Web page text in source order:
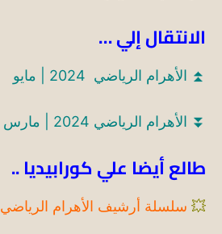
الانتقال إلي …
⏫ الأهرام الرياضي 2024 | مايو
⏬ الأهرام الرياضي 2024 | مارس
طالع أيضا علي كورابيديا ..
💥 سلسلة أرشيف الأهرام الرياضي